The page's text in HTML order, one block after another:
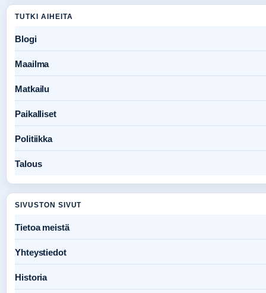
TUTKI AIHEITA
Blogi
Maailma
Matkailu
Paikalliset
Politiikka
Talous
SIVUSTON SIVUT
Tietoa meistä
Yhteystiedot
Historia